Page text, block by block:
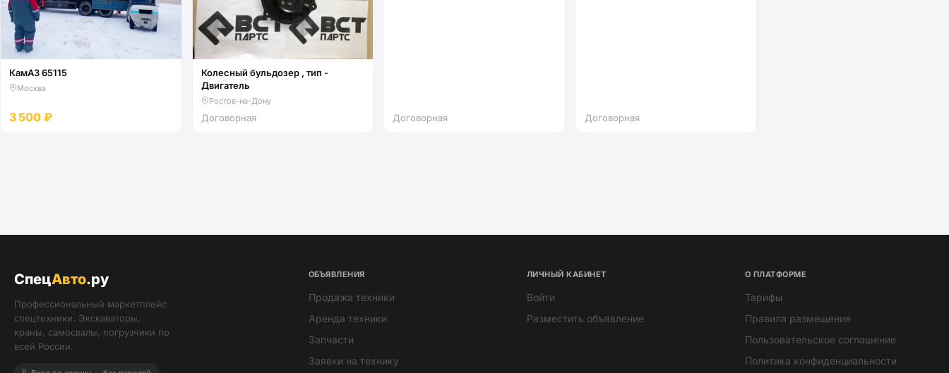
КамАЗ 65115
Москва
3 500 ₽
Колесный бульдозер , тип -
Двигатель
Ростов-на-Дону
Договорная Договорная Договорная
СпецАвто.ру
Профессиональный маркетплейс
спецтехники. Экскаваторы,
краны, самосвалы, погрузчики по
всей России.
ОБЪЯВЛЕНИЯ
Продажа техники
Аренда техники
Запчасти
Заявки на технику
ЛИЧНЫЙ КАБИНЕТ
Войти
Разместить объявление
О ПЛАТФОРМЕ
Тарифы
Правила размещения
Пользовательское соглашение
Политика конфиденциальности